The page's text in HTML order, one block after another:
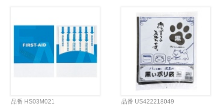
品番 HS03M021 品番 US422218049